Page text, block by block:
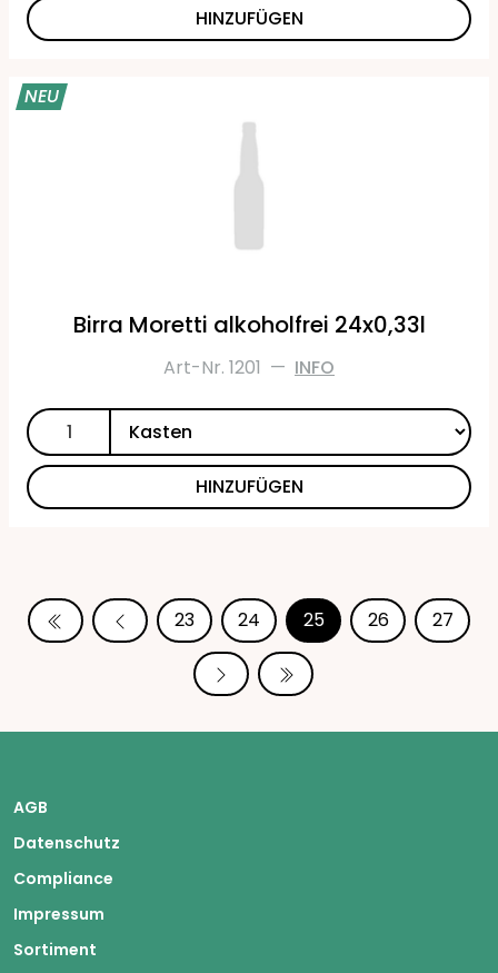
HINZUFÜGEN
NEU
Birra Moretti alkoholfrei 24x0,33l
Art-Nr. 1201 — INFO
HINZUFÜGEN
23 24 25 26 27
AGB
Datenschutz
Compliance
Impressum
Sortiment